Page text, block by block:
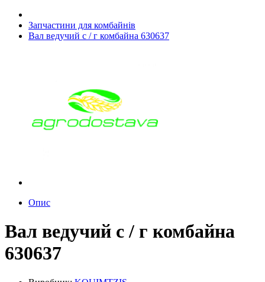
Запчастини для комбайнів
Вал ведучий с / г комбайна 630637
Опис
Вал ведучий с / г комбайна
630637